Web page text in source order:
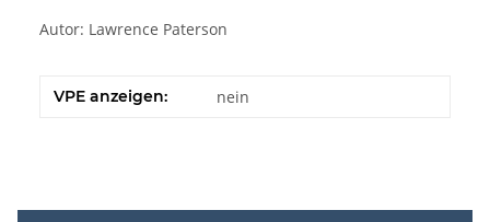
Autor: Lawrence Paterson
VPE anzeigen: nein